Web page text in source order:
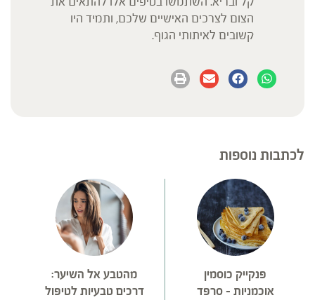
הצום לצרכים האישיים שלכם, ותמיד היו
קשובים לאיתותי הגוף.
לכתבות נוספות
פנקייק כוסמין
אוכמניות – סרפד
מהטבע אל השיער:
דרכים טבעיות לטיפול